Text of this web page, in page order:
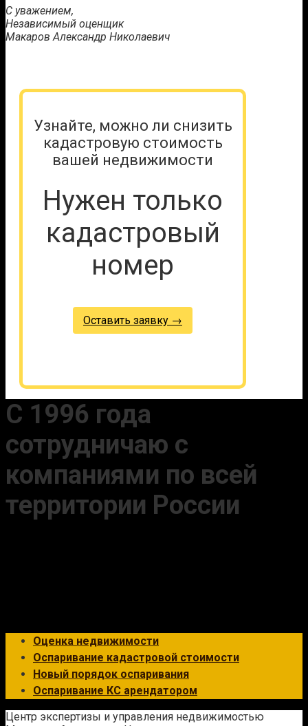
С уважением,
Независимый оценщик
Макаров Александр Николаевич
Узнайте, можно ли снизить
кадастровую стоимость
вашей недвижимости
Нужен только
кадастровый
номер
Оставить заявку →
С 1996 года
сотрудничаю с
компаниями по всей
территории России
Оценка недвижимости
Оспаривание кадастровой стоимости
Новый порядок оспаривания
Оспаривание КС арендатором
Центр экспертизы и управления недвижимостью